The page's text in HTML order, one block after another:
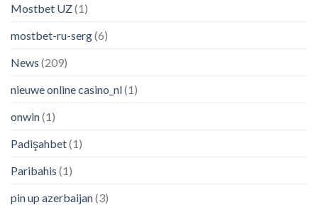
Mostbet UZ(1)
mostbet-ru-serg(6)
News (209)
nieuwe online casino_nl(1)
onwin(1)
Padişahbet(1)
Paribahis (1)
pin up azerbaijan(3)